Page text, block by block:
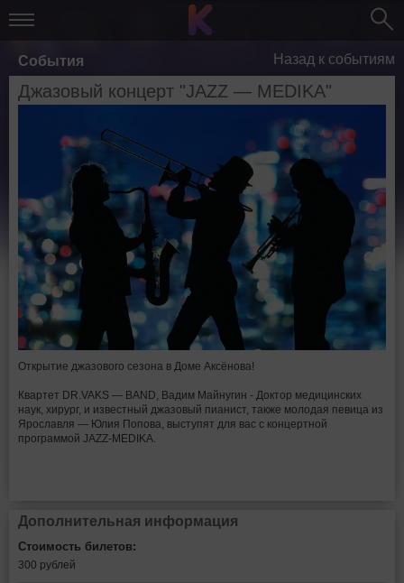
События Назад к событиям
Джазовый концерт "JAZZ — MEDIKA"
Открытие джазового сезона в Доме Аксёнова!
Квартет DR.VAKS — BAND, Вадим Майнугин - Доктор медицинских
наук, хирург, и известный джазовый пианист, также молодая певица из
Ярославля — Юлия Попова, выступят для вас с концертной
программой JAZZ-MEDIKA.
Дополнительная информация
Стоимость билетов:
300 рублей